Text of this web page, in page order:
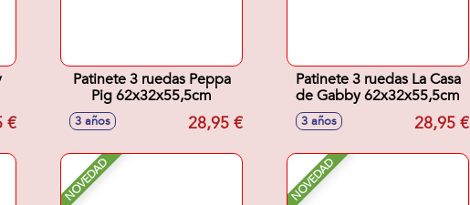
€
Patinete 3 ruedas Peppa
Pig 62x32x55,5cm
3 años 28,95 €
Patinete 3 ruedas La Casa
de Gabby 62x32x55,5cm
3 años 28,95 €
NOVEDAD NOVEDAD